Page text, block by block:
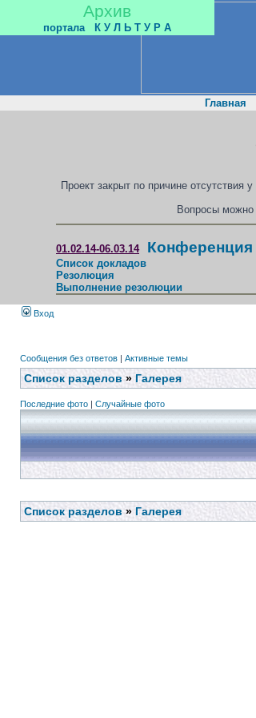
Архив
портала К У Л Ь Т У Р А
Главная
Проект закрыт по причине отсутствия
Вопросы можно
01.02.14-06.03.14 Конференция
Список докладов
Резолюция
Выполнение резолюции
Вход
Сообщения без ответов | Активные темы
Список разделов » Галерея
Последние фото | Случайные фото
Список разделов » Галерея